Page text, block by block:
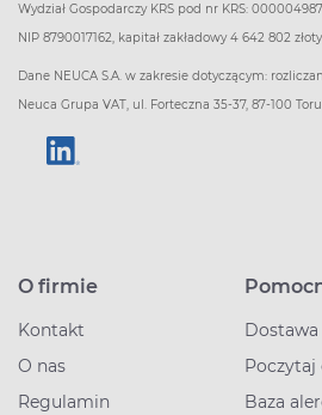
Wydział Gospodarczy KRS pod nr KRS:
NIP 8790017162, kapitał zakładowy 4 642 802
Dane NEUCA S.A. w zakresie dotyczącym:
Neuca Grupa VAT, ul. Forteczna 35-37, 87-100
O firmie
Kontakt
O nas
Regulamin
Dostawa
Poczytaj
Baza